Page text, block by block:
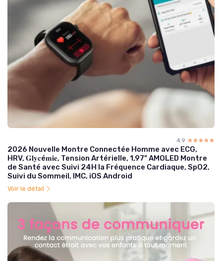
4.9 ☆☆☆☆☆
★★★★★
2026 Nouvelle Montre Connectée Homme avec ECG,
HRV, 𝐆𝐥𝐲𝐜é𝐦𝐢𝐞, Tension Artérielle, 1,97" AMOLED Montre
de Santé avec Suivi 24H la Fréquence Cardiaque, SpO2,
Suivi du Sommeil, IMC, iOS Android
Voir le détail